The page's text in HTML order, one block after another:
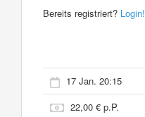
Bereits registriert? Login!
17 Jan. 20:15
22,00 € p.P.